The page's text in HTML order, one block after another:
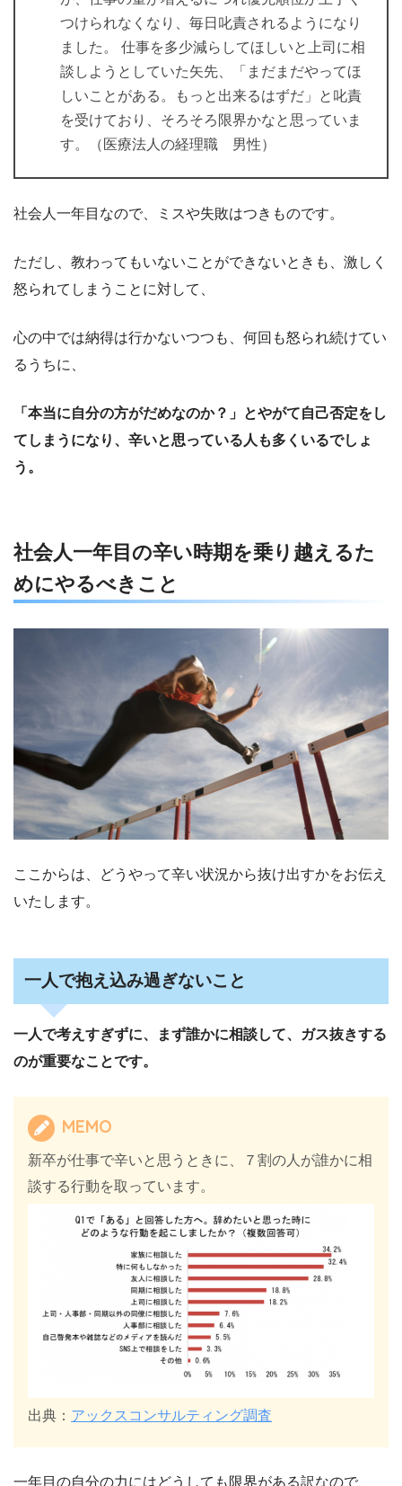
つけられなくなり、毎日叱責されるようになり
ました。 仕事を多少減らしてほしいと上司に相
談しようとしていた矢先、「まだまだやってほ
しいことがある。もっと出来るはずだ」と叱責
を受けており、そろそろ限界かなと思っていま
す。（医療法人の経理職 男性）
社会人一年目なので、ミスや失敗はつきものです。
ただし、教わってもいないことができないときも、激しく
怒られてしまうことに対して、
心の中では納得は行かないつつも、何回も怒られ続けてい
るうちに、
「本当に自分の方がだめなのか？」とやがて自己否定をし
てしまうになり、辛いと思っている人も多くいるでしょ
う。
社会人一年目の辛い時期を乗り越えるた
めにやるべきこと
ここからは、どうやって辛い状況から抜け出すかをお伝え
いたします。
一人で抱え込み過ぎないこと
一人で考えすぎずに、まず誰かに相談して、ガス抜きする
のが重要なことです。
MEMO
新卒が仕事で辛いと思うときに、７割の人が誰かに相
談する行動を取っています。
出典： アックスコンサルティング調査
一年目の自分の力にはどうしても限界がある訳なので、